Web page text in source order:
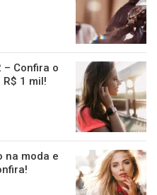
Confira o
1 mil!
na moda e